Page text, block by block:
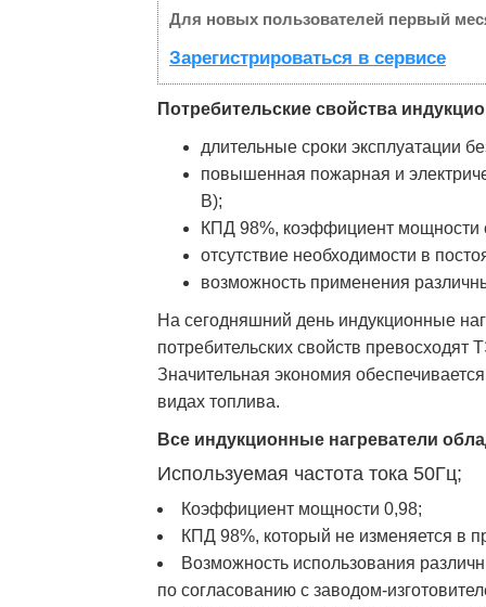
Для новых пользователей первый
Зарегистрироваться в сервисе
Потребительские свойства
длительные сроки эксплуатации
повышенная пожарная и
В);
КПД 98%, коэффициент мощности
отсутствие необходимости в
возможность применения
На сегодняшний день индукционные
потребительских свойств
Значительная экономия
видах топлива.
Все индукционные нагреватели
Используемая частота тока 50Гц;
Коэффициент мощности 0,98;
КПД 98%, который не изменяется в
Возможность использования
по согласованию с заводом-